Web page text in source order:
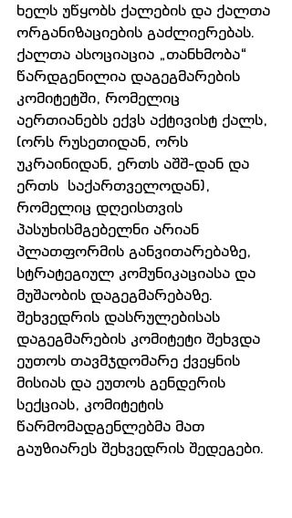
ხელს უწყობს ქალების და ქალთა
ორგანიზაციების გაძლიერებას.
ქალთა ასოციაცია „თანხმობა“
წარდგენილია დაგეგმარების
კომიტეტში, რომელიც
აერთიანებს ექვს აქტივისტ ქალს,
(ორს რუსეთიდან, ორს
უკრაინიდან, ერთს აშშ-დან და
ერთს  საქართველოდან),
რომელიც დღეისთვის
პასუხისმგებელნი არიან
პლათფორმის განვითარებაზე,
სტრატეგიულ კომუნიკაციასა და
მუშაობის დაგეგმარებაზე.
შეხვედრის დასრულებისას
დაგეგმარების კომიტეტი შეხვდა
ეუთოს თავმჯდომარე ქვეყნის
მისიას და ეუთოს გენდერის
სექციას, კომიტეტის
წარმომადგენლებმა მათ
გაუზიარეს შეხვედრის შედეგები.